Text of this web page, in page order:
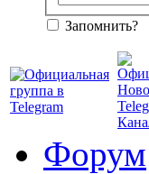
Запомнить?
Форум